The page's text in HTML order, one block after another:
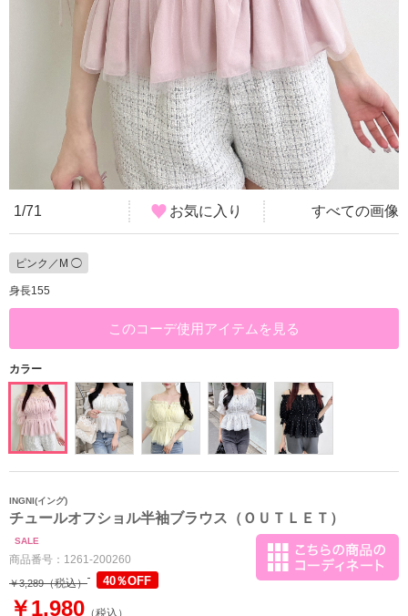
1/71 お気に入り すべての画像
ピンク／M ◯
身長155
このコーデ使用アイテムを見る
カラー
INGNI(イング)
チュールオフショル半袖ブラウス（ＯＵＴＬＥＴ）
SALE
商品番号： 1261-200260
￥3,289（税込） 40％OFF
￥1,980 （税込）